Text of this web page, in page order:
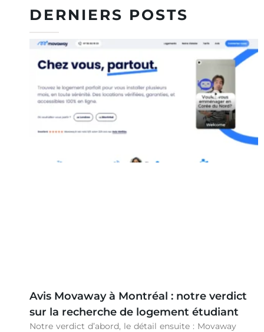
DERNIERS POSTS
Avis Movaway à Montréal : notre verdict
sur la recherche de logement étudiant
Notre verdict d’abord, le détail ensuite : Movaway